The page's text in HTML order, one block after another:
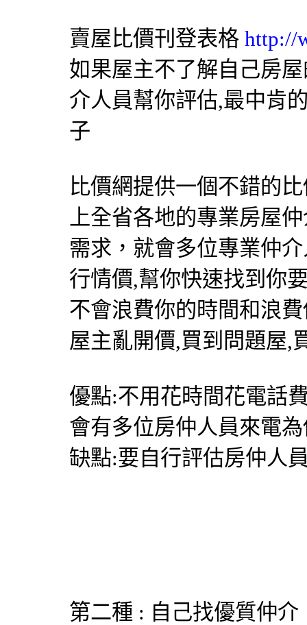
賣屋比價刊登表格 http://
如果屋主不了解自己房
介人員幫你評估,最中肯
子
比價網提供一個不錯的
上全省各地的專業房屋
需求，就會多位專業仲
行情價,幫你快速找到你
不會浪費你的時間和浪
屋主亂開價,買到問題屋,
優點:不用花時間花電話
會有多位房仲人員來電
缺點:要自行評估房仲人
第二種 : 自己找優質仲介